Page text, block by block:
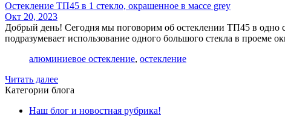
Остекление ТП45 в 1 стекло, окрашенное в массе grey
Окт 20, 2023
Добрый день! Сегодня мы поговорим об остеклении ТП45 в одно
подразумевает использование одного большого стекла в
алюминиевое остекление, остекление
Читать далее
Категории блога
Наш блог и новостная рубрика!